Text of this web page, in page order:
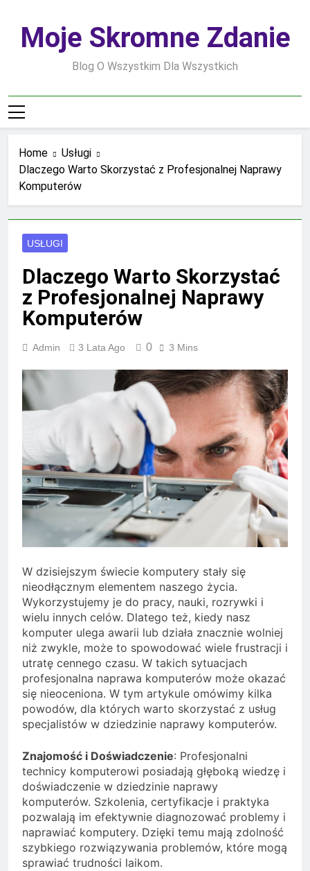
contentMoje Skromne Zdanie
Blog O Wszystkim Dla Wszystkich
Home
Usługi
Dlaczego Warto Skorzystać z Profesjonalnej Naprawy
Komputerów
USŁUGI
Dlaczego Warto Skorzystać
z Profesjonalnej Naprawy
Komputerów
Admin 3 Lata Ago 0 3 Mins
W dzisiejszym świecie komputery stały się
nieodłącznym elementem naszego życia.
Wykorzystujemy je do pracy, nauki, rozrywki i
wielu innych celów. Dlatego też, kiedy nasz
komputer ulega awarii lub działa znacznie wolniej
niż zwykle, może to spowodować wiele frustracji i
utratę cennego czasu. W takich sytuacjach
profesjonalna naprawa komputerów może okazać
się nieoceniona. W tym artykule omówimy kilka
powodów, dla których warto skorzystać z usług
specjalistów w dziedzinie naprawy komputerów.
Znajomość i Doświadczenie: Profesjonalni
technicy komputerowi posiadają głęboką wiedzę i
doświadczenie w dziedzinie naprawy
komputerów. Szkolenia, certyfikacje i praktyka
pozwalają im efektywnie diagnozować problemy i
naprawiać komputery. Dzięki temu mają zdolność
szybkiego rozwiązywania problemów, które mogą
sprawiać trudności laikom.